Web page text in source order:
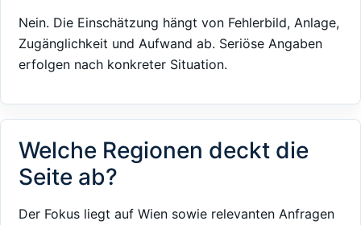
Nein. Die Einschätzung hängt von Fehlerbild, Anlage,
Zugänglichkeit und Aufwand ab. Seriöse Angaben
erfolgen nach konkreter Situation.
Welche Regionen deckt die
Seite ab?
Der Fokus liegt auf Wien sowie relevanten Anfragen